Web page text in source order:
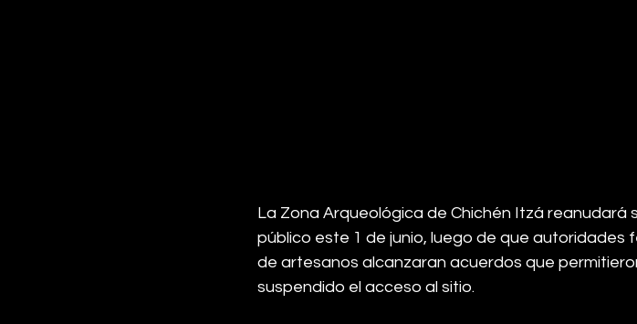
La Zona Arqueológica de Chichén Itzá reanudará
público este 1 de junio, luego de que
de artesanos alcanzaran acuerdos que
suspendido el acceso al sitio.